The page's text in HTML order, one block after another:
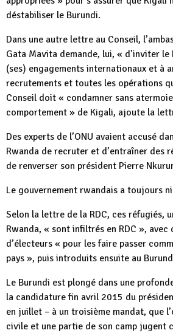
déstabiliser le Burundi.
Dans une autre lettre au Conseil,
Gata Mavita demande, lui, « d’inviter le
(ses) engagements internationaux et à
recrutements et toutes les opérations
Conseil doit « condamner sans
comportement » de Kigali, ajoute la
Des experts de l’ONU avaient accusé
Rwanda de recruter et d’entraîner des
de renverser son président Pierre
Le gouvernement rwandais a toujours
Selon la lettre de la RDC, ces réfugiés,
Rwanda, « sont infiltrés en RDC », avec
d’électeurs « pour les faire passer
pays », puis introduits ensuite au
Le Burundi est plongé dans une
la candidature fin avril 2015 du
en juillet – à un troisième mandat, que
civile et une partie de son camp jugent